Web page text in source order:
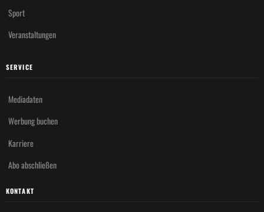
Sport
Veranstaltungen
SERVICE
Mediadaten
Werbung buchen
Karriere
Abo abschließen
KONTAKT